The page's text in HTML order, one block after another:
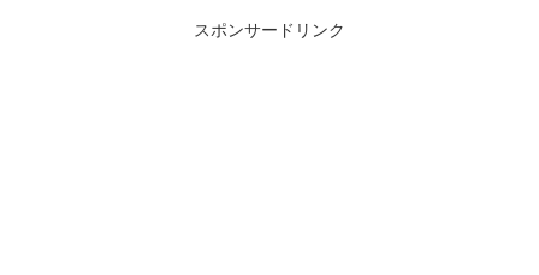
スポンサードリンク